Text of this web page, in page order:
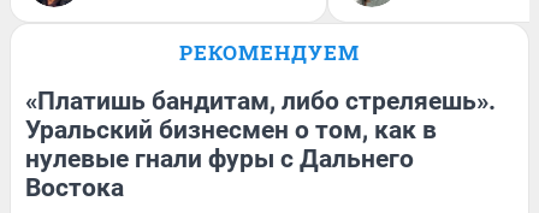
РЕКОМЕНДУЕМ
«Платишь бандитам, либо стреляешь».
Уральский бизнесмен о том, как в
нулевые гнали фуры с Дальнего
Востока